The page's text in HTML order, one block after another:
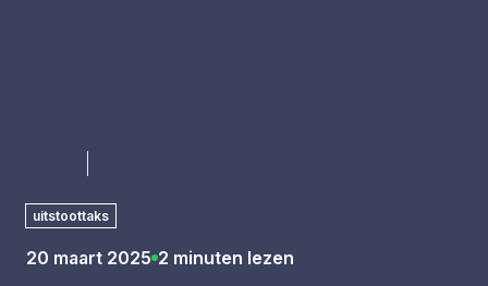
uitstoottaks
20 maart 2025 2 minuten lezen